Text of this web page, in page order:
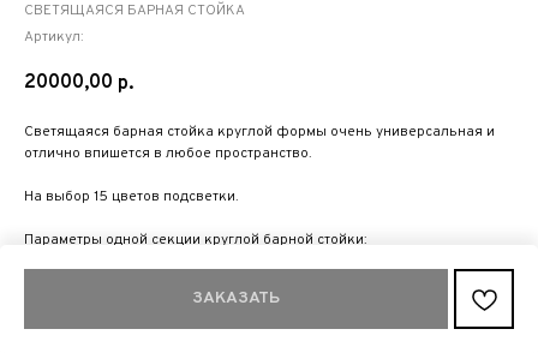
СВЕТЯЩАЯСЯ БАРНАЯ СТОЙКА
Артикул:
20000,00 р.
ЗАКАЗАТЬ
Светящаяся барная стойка круглой формы очень универсальная и
отлично впишется в любое пространство.
На выбор 15 цветов подсветки.
Параметры одной секции круглой барной стойки: